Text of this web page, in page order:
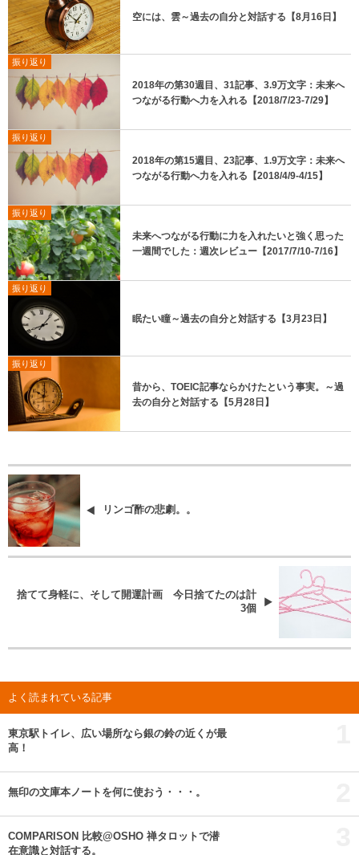
空には、雲～過去の自分と対話する【8月16日】
振り返り
2018年の第30週目、31記事、3.9万文字：未来へ
つながる行動へ力を入れる【2018/7/23-7/29】
振り返り
2018年の第15週目、23記事、1.9万文字：未来へ
つながる行動へ力を入れる【2018/4/9-4/15】
振り返り
未来へつながる行動に力を入れたいと強く思った
一週間でした：週次レビュー【2017/7/10-7/16】
振り返り
眠たい瞳～過去の自分と対話する【3月23日】
振り返り
昔から、TOEIC記事ならかけたという事実。～過
去の自分と対話する【5月28日】
リンゴ酢の悲劇。。
捨てて身軽に、そして開運計画 今日捨てたのは計
3個
よく読まれている記事
東京駅トイレ、広い場所なら銀の鈴の近くが最
高！
無印の文庫本ノートを何に使おう・・・。
COMPARISON 比較@OSHO 禅タロットで潜
在意識と対話する。